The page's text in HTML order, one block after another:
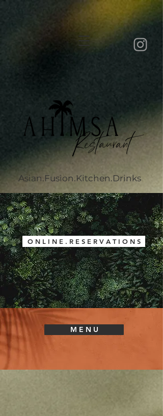
Asian.Fusion.Kitchen.Drinks
O N L I N E . R E S E R V A T I O N S
M E N U